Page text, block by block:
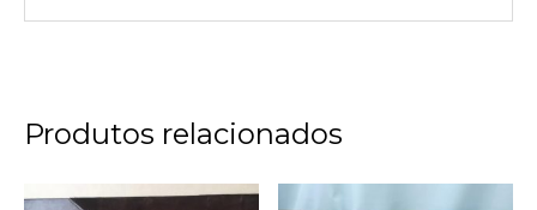
Produtos relacionados